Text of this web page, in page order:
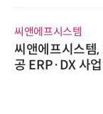
씨앤에프시스템
씨앤에프시스템
공 ERP·DX 사